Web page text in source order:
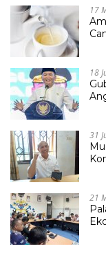
17
18
31
21